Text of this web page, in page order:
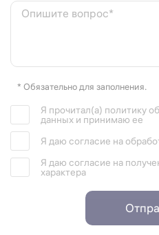
Опишите вопрос*
* Обязательно для заполнения.
Я прочитал(а) политику
данных и принимаю ее
Я даю согласие на
Я даю согласие на
характера